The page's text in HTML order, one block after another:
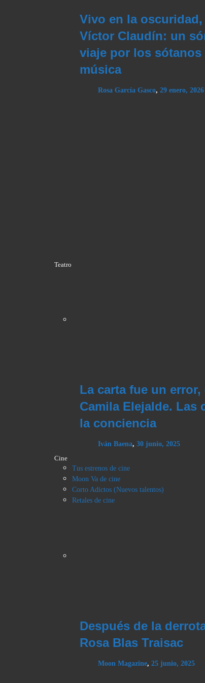
Vivo en la oscuridad,
Víctor Claudín: un
viaje por los sótanos
música
Rosa García Gasco, 29 enero, 2026
Teatro
La carta fue un error,
Camila Elejalde. Las
la conciencia
Iván Baena, 30 junio, 2025
Cine
Tus estrenos de cine
Moon Va de cine
Corto Adictos (Nuevos talentos)
Retales de cine
Después de la
Rosa Blas Traisac
Moon Magazine, 25 junio, 2025